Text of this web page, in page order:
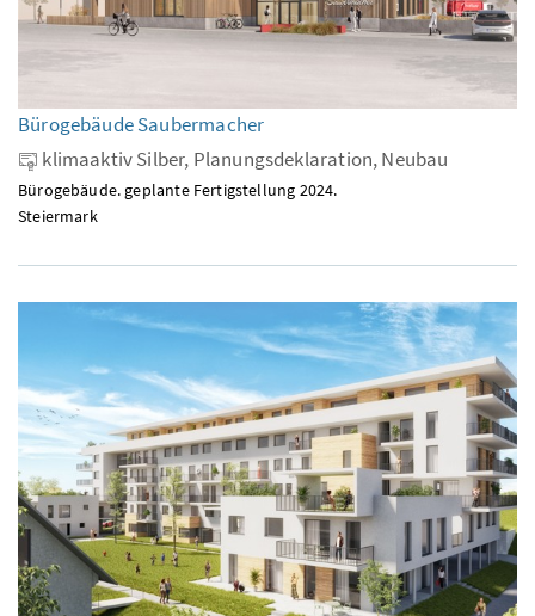
Bürogebäude Saubermacher
klimaaktiv Silber, Planungsdeklaration, Neubau
Bürogebäude. geplante Fertigstellung 2024.
Steiermark